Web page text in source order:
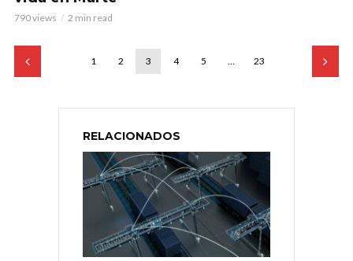
790 views 2 min read
1 2 3 4 5 … 23
RELACIONADOS